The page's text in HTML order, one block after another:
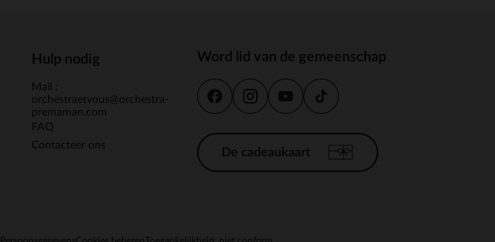
Hulp nodig
Mail :
orchestraetvous@orchestra-
premaman.com
FAQ
Contacteer ons
Word lid van de gemeenschap
De cadeaukaart